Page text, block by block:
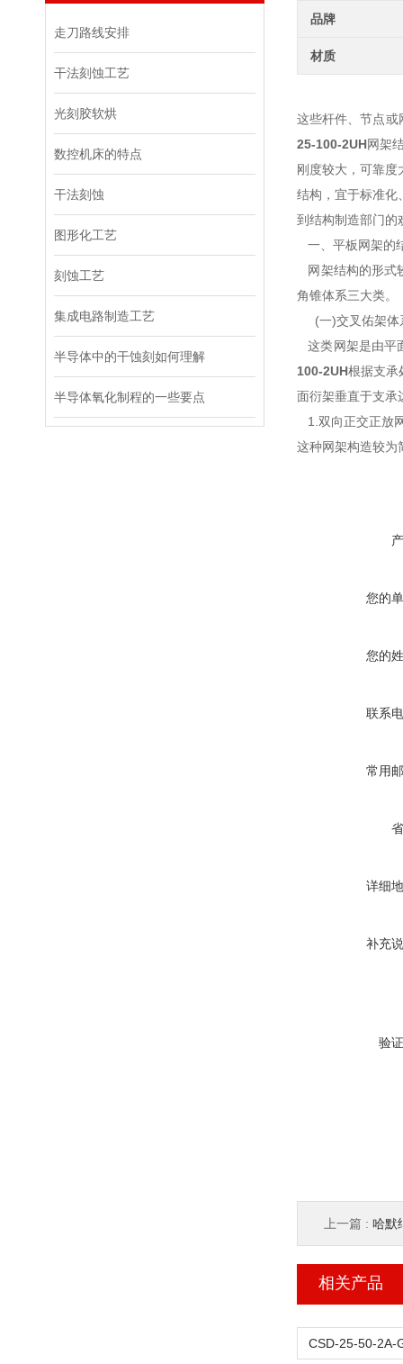
走刀路线安排
干法刻蚀工艺
光刻胶软烘
数控机床的特点
干法刻蚀
图形化工艺
刻蚀工艺
集成电路制造工艺
半导体中的干蚀刻如何理解
半导体氧化制程的一些要点
品牌
材质
这些杆件、节点或
25-100-2UH网架
刚度较大，可靠度
结构， 宜于标准化
到结构制造部门的
一、平板网架的
网架结构的形式
角锥体系三大类。
(一)交叉佑架体
这类网架是由平
100-2UH根据支承
面衍架垂直于支承
1.双向正交正放
这种网架构造较为
您的
您的
联系
常用
详细
补充
验
上一篇 : 哈默
相关产品